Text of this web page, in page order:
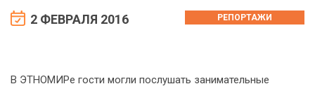
2 ФЕВРАЛЯ 2016 РЕПОРТАЖИ
В ЭТНОМИРе гости могли послушать занимательные